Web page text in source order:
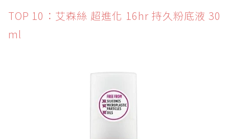
TOP 10：艾森絲 超進化 16hr 持久粉底液 30
ml